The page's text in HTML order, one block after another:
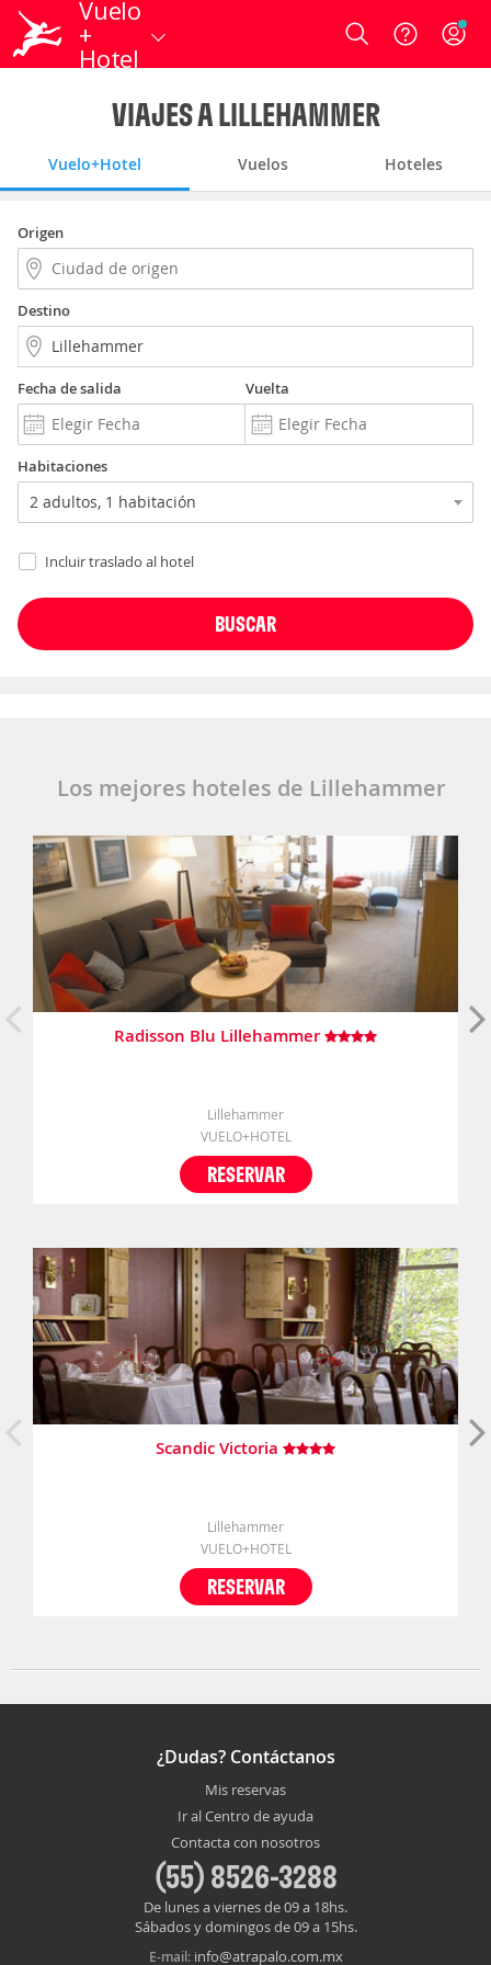
Vuelo
+
Hotel
Login
VIAJES A LILLEHAMMER
Vuelo+Hotel Vuelos Hoteles
Origen
Destino
Fecha de salida Vuelta
Habitaciones
Incluir traslado al hotel
Los mejores hoteles de Lillehammer
Radisson Blu Lillehammer
Lillehammer
VUELO+HOTEL
RESERVAR
Scandic Victoria
Lillehammer
VUELO+HOTEL
RESERVAR
¿Dudas? Contáctanos
Mis reservas
Ir al Centro de ayuda
Contacta con nosotros
(55) 8526-3288
De lunes a viernes de 09 a 18hs.
Sábados y domingos de 09 a 15hs.
E-mail: info@atrapalo.com.mx